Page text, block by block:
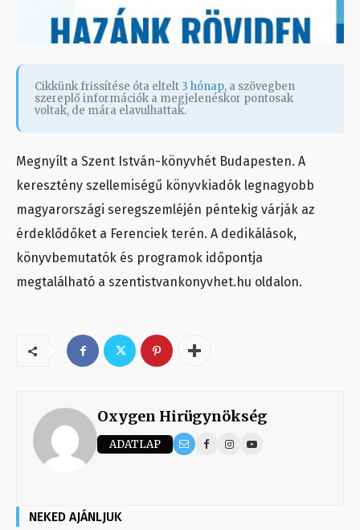
Cikkünk frissítése óta eltelt 3 hónap, a szövegben
szereplő információk a megjelenéskor pontosak
voltak, de mára elavulhattak.
Megnyílt a Szent István-könyvhét Budapesten. A
keresztény szellemiségű könyvkiadók legnagyobb
magyarországi seregszemléjén péntekig várják az
érdeklődőket a Ferenciek terén. A dedikálások,
könyvbemutatók és programok időpontja
megtalálható a szentistvankonyvhet.hu oldalon.
Oxygen Hirügynökség
ADATLAP
NEKED AJÁNLJUK